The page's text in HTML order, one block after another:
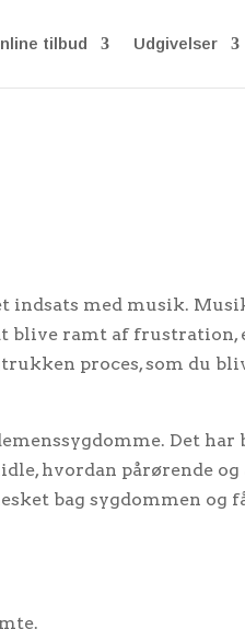
tilbud Udgivelser
indsats med musik.
blive ramt af frustration,
proces, som du
Det har
hvordan pårørende og
bag sygdommen og